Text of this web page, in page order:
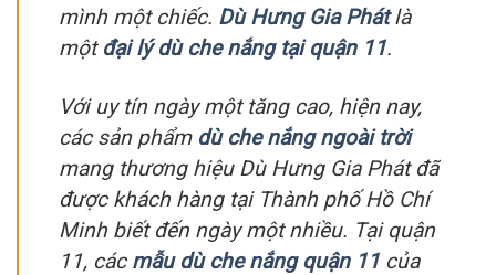
mình một chiếc. Dù Hưng Gia Phátlà
một đại lý dù che nắng tại quận 11.
Với uy tín ngày một tăng cao, hiện nay,
các sản phẩm dù che nắng ngoài trời
mang thương hiệu Dù Hưng Gia Phát đã
được khách hàng tại Thành phố Hồ Chí
Minh biết đến ngày một nhiều. Tại quận
11, cácmẫu dù che nắng quận 11 của